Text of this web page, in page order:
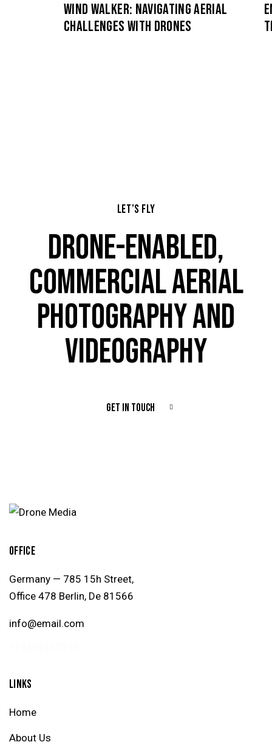
WIND WALKER: NAVIGATING AERIAL
CHALLENGES WITH DRONES
LET’S FLY
DRONE-ENABLED,
COMMERCIAL AERIAL
PHOTOGRAPHY AND
VIDEOGRAPHY
GET IN TOUCH
OFFICE
Germany — 785 15h Street,
Office 478 Berlin, De 81566
info@email.com
LINKS
Home
About Us